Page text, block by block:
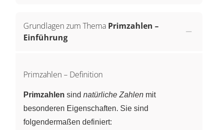
Grundlagen zum Thema Primzahlen –
Einführung
Primzahlen – Definition
Primzahlen sind natürliche Zahlen mit
besonderen Eigenschaften. Sie sind
folgendermaßen definiert: